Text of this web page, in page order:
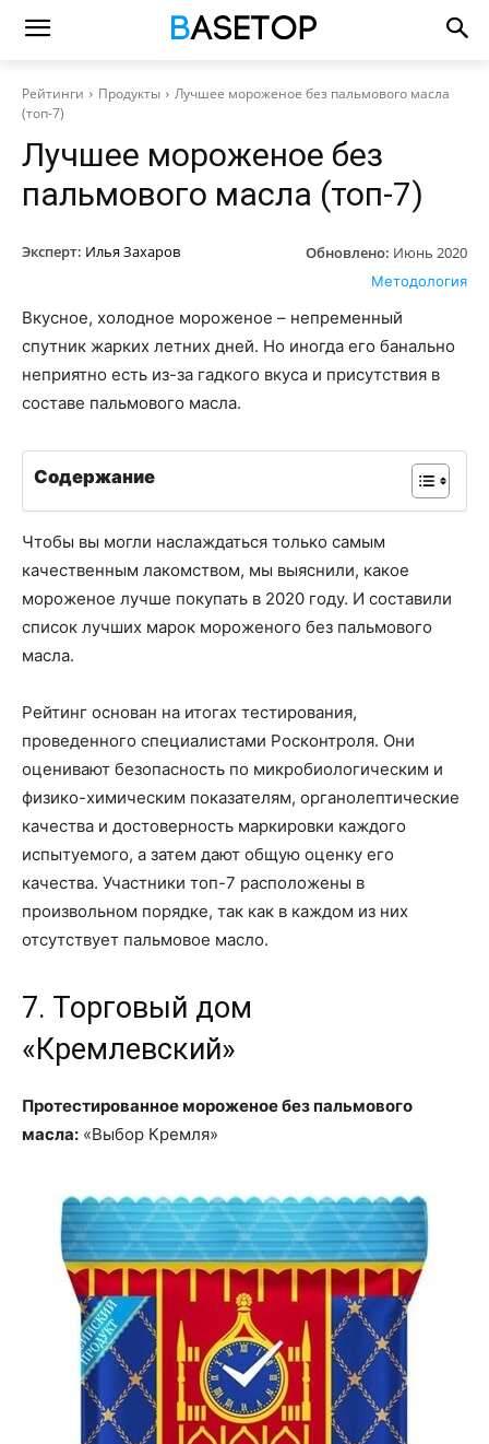
Рейтинги Продукты
Лучшее мороженое без пальмового масла
(топ-7)
Лучшее мороженое без
пальмового масла (топ-7)
Эксперт: Илья Захаров Обновлено: Июнь 2020
Методология
Вкусное, холодное мороженое – непременный
спутник жарких летних дней. Но иногда его банально
неприятно есть из-за гадкого вкуса и присутствия в
составе пальмового масла.
Содержание
Чтобы вы могли наслаждаться только самым
качественным лакомством, мы выяснили, какое
мороженое лучше покупать в 2020 году. И составили
список лучших марок мороженого без пальмового
масла.
Рейтинг основан на итогах тестирования,
проведенного специалистами Росконтроля. Они
оценивают безопасность по микробиологическим и
физико-химическим показателям, органолептические
качества и достоверность маркировки каждого
испытуемого, а затем дают общую оценку его
качества. Участники топ-7 расположены в
произвольном порядке, так как в каждом из них
отсутствует пальмовое масло.
7. Торговый дом
«Кремлевский»
Протестированное мороженое без пальмового
масла: «Выбор Кремля»